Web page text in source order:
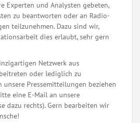
Experten und Analysten gebeten,
zu beantworten oder an Radio-
teilzunehmen. Dazu sind wir,
dies erlaubt, sehr gern
Netzwerk aus
oder lediglich zu
unsere Pressemitteilungen beziehen
eine E-Mail an unsere
dazu rechts). Gern bearbeiten wir